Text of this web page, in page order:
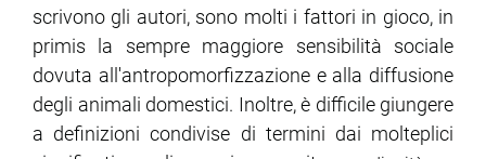
scrivono gli autori, sono molti i fattori in gioco, in
primis la sempre maggiore sensibilità sociale
dovuta all'antropomorfizzazione e alla diffusione
degli animali domestici. Inoltre, è difficile giungere
a definizioni condivise di termini dai molteplici